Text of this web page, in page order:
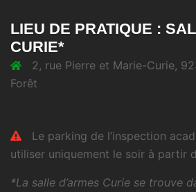
LIEU DE PRATIQUE :
CURIE*
2, rue Pierre et Marie-Curie,
Forêt
Le parking de l’inspection
utiliser uniquement le soir à partir
*La salle d’armes Curie se trouve